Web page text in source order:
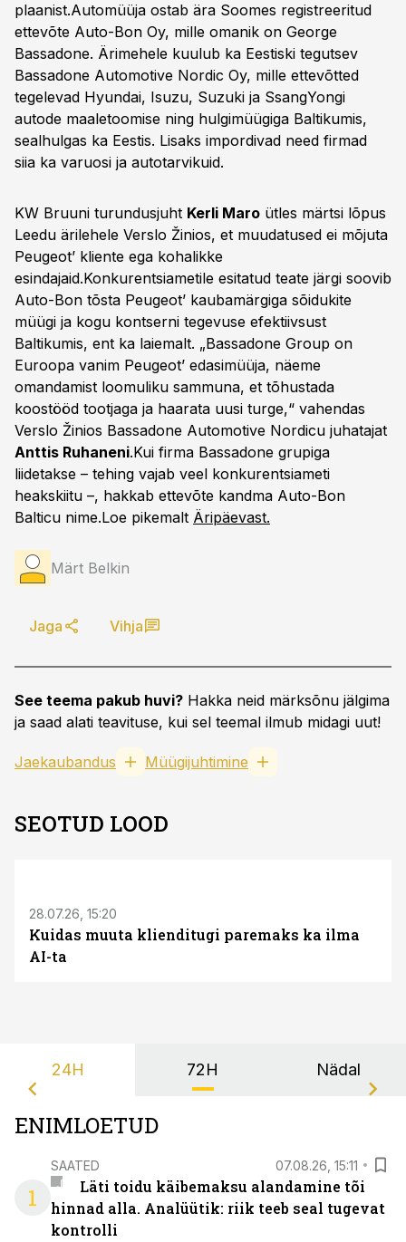
plaanist.Automüüja ostab ära Soomes registreeritud
ettevõte Auto-Bon Oy, mille omanik on George
Bassadone. Ärimehele kuulub ka Eestiski tegutsev
Bassadone Automotive Nordic Oy, mille ettevõtted
tegelevad Hyundai, Isuzu, Suzuki ja SsangYongi
autode maaletoomise ning hulgimüügiga Baltikumis,
sealhulgas ka Eestis. Lisaks impordivad need firmad
siia ka varuosi ja autotarvikuid.
KW Bruuni turundusjuht Kerli Maro ütles märtsi lõpus
Leedu ärilehele Verslo Žinios, et muudatused ei mõjuta
Peugeot’ kliente ega kohalikke
esindajaid.Konkurentsiametile esitatud teate järgi soovib
Auto-Bon tõsta Peugeot’ kaubamärgiga sõidukite
müügi ja kogu kontserni tegevuse efektiivsust
Baltikumis, ent ka laiemalt. „Bassadone Group on
Euroopa vanim Peugeot’ edasimüüja, näeme
omandamist loomuliku sammuna, et tõhustada
koostööd tootjaga ja haarata uusi turge,“ vahendas
Verslo Žinios Bassadone Automotive Nordicu juhatajat
Anttis Ruhaneni.Kui firma Bassadone grupiga
liidetakse – tehing vajab veel konkurentsiameti
heakskiitu –, hakkab ettevõte kandma Auto-Bon
Balticu nime.Loe pikemalt Äripäevast.
Märt Belkin
Jaga Vihja
See teema pakub huvi? Hakka neid märksõnu jälgima
ja saad alati teavituse, kui sel teemal ilmub midagi uut!
Jaekaubandus Müügijuhtimine
SEOTUD LOOD
28.07.26, 15:20
Kuidas muuta klienditugi paremaks ka ilma
AI-ta
24H 72H Nädal
ENIMLOETUD
1
SAATED 07.08.26, 15:11
Läti toidu käibemaksu alandamine tõi
hinnad alla. Analüütik: riik teeb seal tugevat
kontrolli